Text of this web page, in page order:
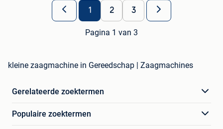
1 2 3
Pagina 1 van 3
kleine zaagmachine in Gereedschap | Zaagmachines
Gerelateerde zoektermen
Populaire zoektermen